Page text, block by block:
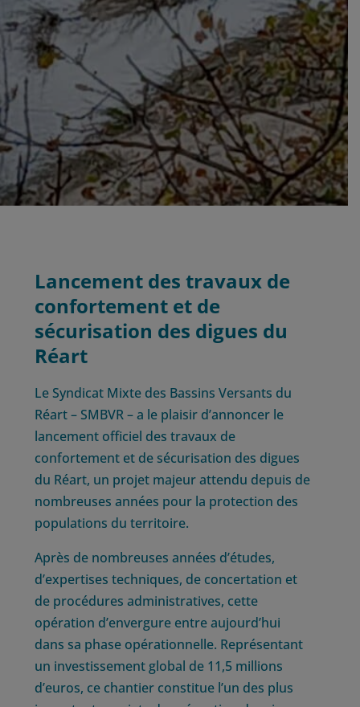
Lancement des travaux de
confortement et de
sécurisation des digues du
Réart
Le Syndicat Mixte des Bassins Versants du
Réart – SMBVR – a le plaisir d’annoncer le
lancement officiel des travaux de
confortement et de sécurisation des digues
du Réart, un projet majeur attendu depuis de
nombreuses années pour la protection des
populations du territoire.
Après de nombreuses années d’études,
d’expertises techniques, de concertation et
de procédures administratives, cette
opération d’envergure entre aujourd’hui
dans sa phase opérationnelle. Représentant
un investissement global de 11,5 millions
d’euros, ce chantier constitue l’un des plus